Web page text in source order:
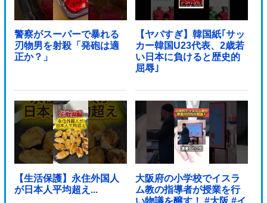
警察がスーパーで暴れる
刃物男を射殺「発砲は適
正か？」
【ヤバすぎ】韓国紙｢サッ
カー韓国U23代表、2歳若
い日本に負けると歴史的
屈辱｣
【生活保護】永住外国人
が日本人平均超え...
大阪府の小学校でイスラ
ム教の指導者が授業を行
い物議を醸す！ #大阪 #イ